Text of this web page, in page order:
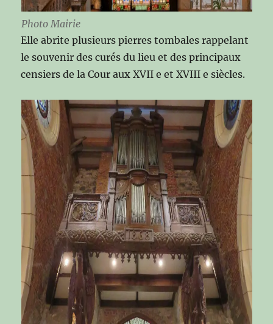
Photo Mairie
Elle abrite plusieurs pierres tombales rappelant
le souvenir des curés du lieu et des principaux
censiers de la Cour aux XVII e et XVIII e siècles.